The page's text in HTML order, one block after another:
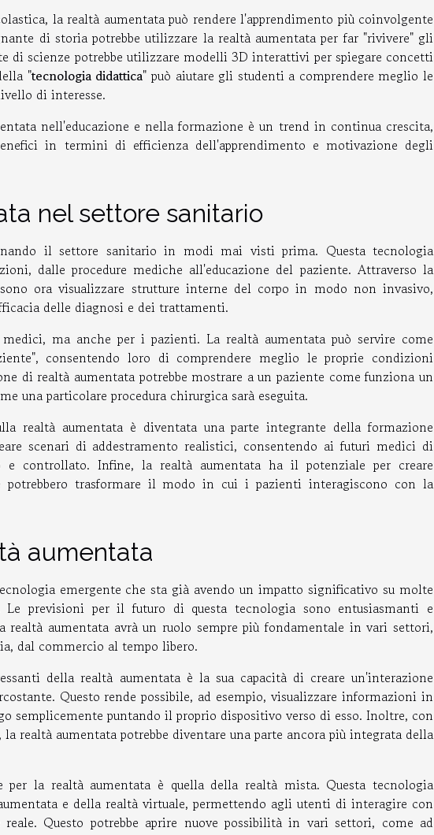
la realtà aumentata può rendere l'apprendimento più coinvolgente
di storia potrebbe utilizzare la realtà aumentata per far "rivivere" gli
di scienze potrebbe utilizzare modelli 3D interattivi per spiegare concetti
"tecnologia didattica" può aiutare gli studenti a comprendere meglio le
di interesse.
nell'educazione e nella formazione è un trend in continua crescita,
in termini di efficienza dell'apprendimento e motivazione degli
nel settore sanitario
il settore sanitario in modi mai visti prima. Questa tecnologia
dalle procedure mediche all'educazione del paziente. Attraverso la
ora visualizzare strutture interne del corpo in modo non invasivo,
delle diagnosi e dei trattamenti.
ma anche per i pazienti. La realtà aumentata può servire come
consentendo loro di comprendere meglio le proprie condizioni
di realtà aumentata potrebbe mostrare a un paziente come funziona un
una particolare procedura chirurgica sarà eseguita.
realtà aumentata è diventata una parte integrante della formazione
scenari di addestramento realistici, consentendo ai futuri medici di
e controllato. Infine, la realtà aumentata ha il potenziale per creare
potrebbero trasformare il modo in cui i pazienti interagiscono con la
aumentata
emergente che sta già avendo un impatto significativo su molte
previsioni per il futuro di questa tecnologia sono entusiasmanti e
realtà aumentata avrà un ruolo sempre più fondamentale in vari settori,
dal commercio al tempo libero.
della realtà aumentata è la sua capacità di creare un'interazione
Questo rende possibile, ad esempio, visualizzare informazioni in
semplicemente puntando il proprio dispositivo verso di esso. Inoltre, con
realtà aumentata potrebbe diventare una parte ancora più integrata della
per la realtà aumentata è quella della realtà mista. Questa tecnologia
e della realtà virtuale, permettendo agli utenti di interagire con
Questo potrebbe aprire nuove possibilità in vari settori, come ad